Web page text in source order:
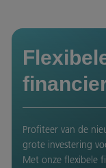
Profiteer van de
grote investering
Met onze flexibele